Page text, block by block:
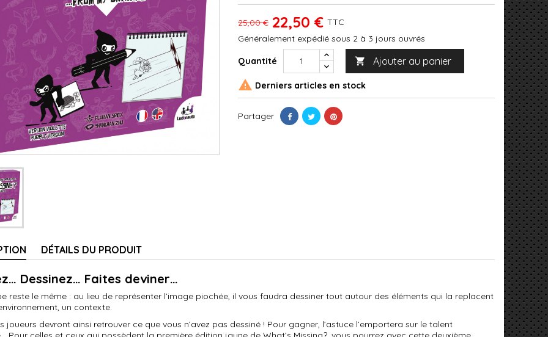
25,00 € 22,50 € TTC
Généralement expédié sous 2 à 3 jours ouvrés
Quantité  Ajouter au panier
 Derniers articles en stock
Partager
DÉTAILS DU PRODUIT
Dessinez… Faites deviner…
reste le même : au lieu de représenter l’image piochée, il vous faudra dessiner tout autour des éléments qui la replacent
un contexte.
joueurs devront ainsi retrouver ce que vous n’avez pas dessiné ! Pour gagner, l’astuce l’emportera sur le talent